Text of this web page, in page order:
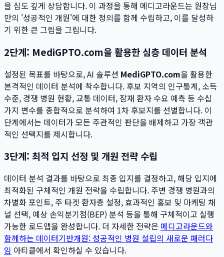
을 심도 깊게 상담합니다. 이 과정을 통해 메디고라운드는 원장님
만의 '성공적인 개원'에 대한 정의를 함께 수립하고, 이를 달성하
기 위한 큰 그림을 그립니다.
2단계: MediGPTO.com을 활용한 심층 데이터 분석
설정된 목표를 바탕으로, AI 솔루션 MediGPTO.com을 활용한
본격적인 데이터 분석에 착수합니다. 후보 지역의 인구통계, 소득
수준, 경쟁 병원 현황, 교통 데이터, 잠재 환자 수요 예측 등 수십
가지 변수를 종합적으로 분석하여 1차 후보지를 선별합니다. 이
단계에서는 데이터가 모든 주관적인 판단을 배제하고 가장 객관
적인 선택지를 제시합니다.
3단계: 최적 입지 선정 및 개원 전략 수립
데이터 분석 결과를 바탕으로 최종 입지를 결정하고, 해당 입지에
최적화된 구체적인 개원 전략을 수립합니다. 주변 경쟁 병원과의
차별화 포인트, 주 타겟 환자층 설정, 효과적인 홍보 및 마케팅 채
널 선택, 예상 손익분기점(BEP) 분석 등을 통해 구체적이고 실행
가능한 로드맵을 완성합니다. 더 자세한 전략은 메디고라운드와
함께하는 데이터기반개원: 성공적인 병원 설립의 새로운 패러다
임 아티클에서 확인하실 수 있습니다.